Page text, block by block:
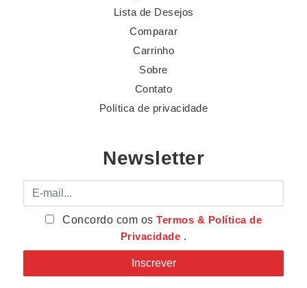
Lista de Desejos
Comparar
Carrinho
Sobre
Contato
Política de privacidade
Newsletter
E-mail
Concordo com osTermos & Política de
Privacidade .